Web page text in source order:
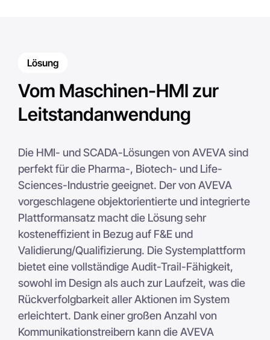
Lösung
Vom Maschinen-HMI zur
Leitstandanwendung
Die HMI- und SCADA-Lösungen von AVEVA sind
perfekt für die Pharma-, Biotech- und Life-
Sciences-Industrie geeignet. Der von AVEVA
vorgeschlagene objektorientierte und integrierte
Plattformansatz macht die Lösung sehr
kosteneffizient in Bezug auf F&E und
Validierung/Qualifizierung. Die Systemplattform
bietet eine vollständige Audit-Trail-Fähigkeit,
sowohl im Design als auch zur Laufzeit, was die
Rückverfolgbarkeit aller Aktionen im System
erleichtert. Dank einer großen Anzahl von
Kommunikationstreibern kann die AVEVA